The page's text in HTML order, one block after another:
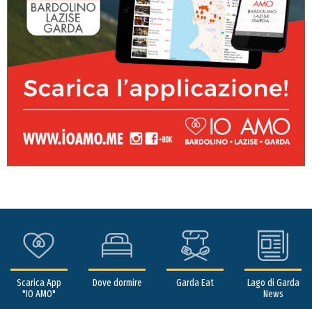
Scarica App
"IO AMO"
Dove dormire Garda Eat
Lago di Garda
News